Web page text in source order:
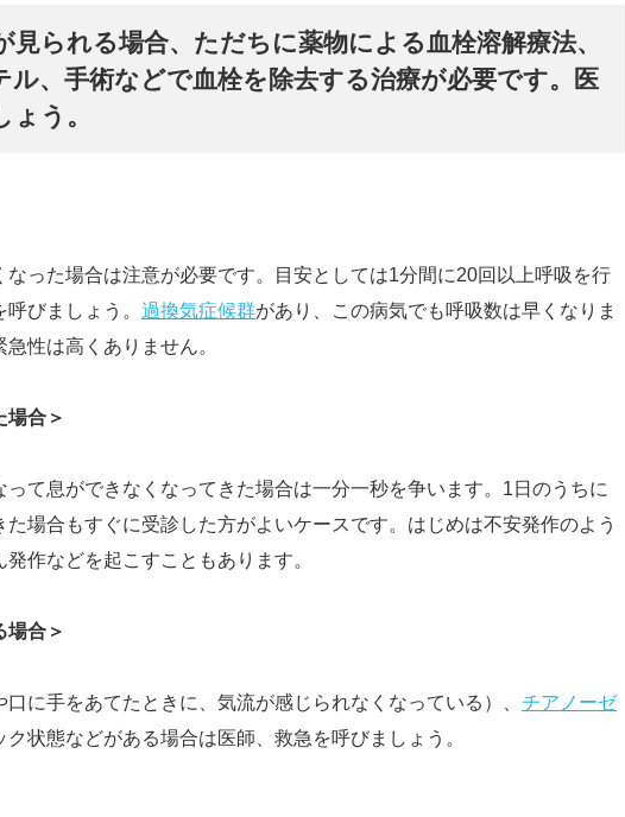
見られる場合、ただちに薬物による血栓溶解療法、
ル、手術などで血栓を除去する治療が必要です。医
う。
なった場合は注意が必要です。目安としては1分間に20回以上呼吸を行
びましょう。 過換気症候群があり、この病気でも呼吸数は早くなりま
性は高くありません。
場合＞
て息ができなくなってきた場合は一分一秒を争います。1日のうちに
場合もすぐに受診した方がよいケースです。はじめは不安発作のよう
作などを起こすこともあります。
場合＞
に手をあてたときに、気流が感じられなくなっている）、 チアノーゼ
ク状態などがある場合は医師、救急を呼びましょう。